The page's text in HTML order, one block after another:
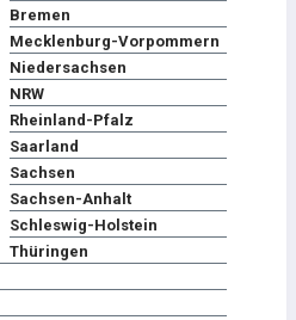
Bremen
Mecklenburg-Vorpommern
Niedersachsen
NRW
Rheinland-Pfalz
Saarland
Sachsen
Sachsen-Anhalt
Schleswig-Holstein
Thüringen